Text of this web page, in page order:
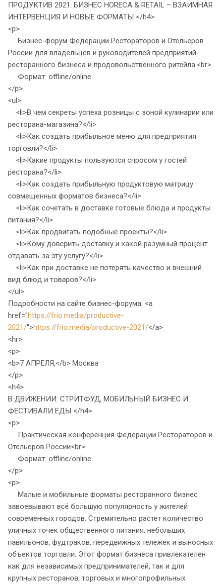
ПРОДУКТИВ 2021: БИЗНЕС HORECA & RETAIL – ВЗАИМНАЯ
ИНТЕРВЕНЦИЯ И НОВЫЕ ФОРМАТЫ </h4>
<p>
Бизнес-форум Федерации Рестораторов и Отельеров
России для владельцев и руководителей предприятий
ресторанного бизнеса и продовольственного ритейла.<br>
Формат: offline/online
</p>
<ul>
<li>В чем секреты успеха розницы с зоной кулинарии или
ресторана-магазина?</li>
<li>Как создать прибыльное меню для предприятия
торговли?</li>
<li>Какие продукты пользуются спросом у гостей
ресторана?</li>
<li>Как создать прибыльную продуктовую матрицу
совмещенных форматов бизнеса?</li>
<li>Как сочетать в доставке готовые блюда и продукты
питания?</li>
<li>Как продвигать подобные проекты?</li>
<li>Кому доверить доставку и какой разумный процент
отдавать за эту услугу?</li>
<li>Как при доставке не потерять качество и внешний
вид блюд и товаров?</li>
</ul>
Подробности на сайте бизнес-форума: <a
href="https://frio.media/productive-
2021/">https://frio.media/productive-2021/</a>
<hr>
<p>
<b>7 АПРЕЛЯ,</b> Москва
</p>
<h4>
В ДВИЖЕНИИ: СТРИТФУД, МОБИЛЬНЫЙ БИЗНЕС И
ФЕСТИВАЛИ ЕДЫ </h4>
<p>
Практическая конференция Федерации Рестораторов и
Отельеров России<br>
Формат: offline/online
</p>
<p>
Малые и мобильные форматы ресторанного бизнес
завоевывают всё большую популярность у жителей
современных городов. Стремительно растет количество
уличных точек общественного питания, небольших
павильонов, фудтраков, передвижных тележек и выносных
объектов торговли. Этот формат бизнеса привлекателен
как для независимых предпринимателей, так и для
крупных ресторанов, торговых и многопрофильных